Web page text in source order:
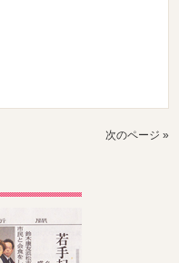
次のページ »